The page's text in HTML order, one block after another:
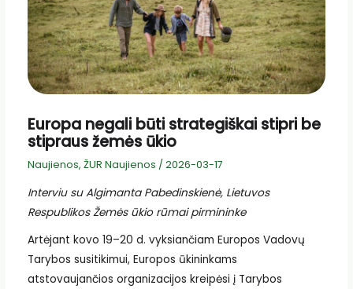
Europa negali būti strategiškai stipri be
stipraus žemės ūkio
Naujienos, ŽUR Naujienos / 2026-03-17
Interviu su Algimanta Pabedinskienė, Lietuvos
Respublikos Žemės ūkio rūmai pirmininke
Artėjant kovo 19–20 d. vyksiančiam Europos Vadovų
Tarybos susitikimui, Europos ūkininkams
atstovaujančios organizacijos kreipėsi į Tarybos